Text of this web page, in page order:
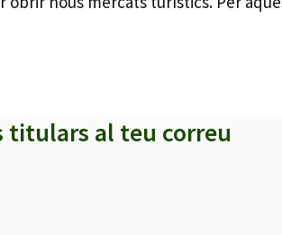
titulars al teu correu